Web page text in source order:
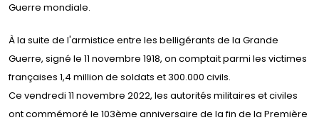
Guerre mondiale.
À la suite de l'armistice entre les belligérants de la Grande
Guerre, signé le 11 novembre 1918, on comptait parmi les victimes
françaises 1,4 million de soldats et 300.000 civils.
Ce vendredi 11 novembre 2022, les autorités militaires et civiles
ont commémoré le 103ème anniversaire de la fin de la Première